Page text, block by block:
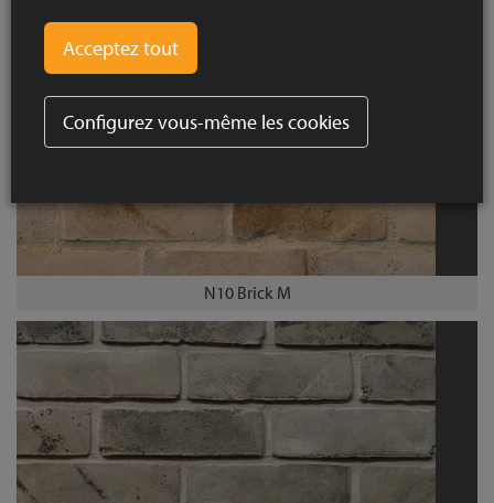
N10 Brick M
Configurez vous-même les cookies